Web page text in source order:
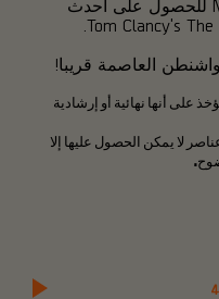
Twitter وFacebook وTwitch وMixer للحصول على أحدث
العاصمة قريبا!
على أنها نهائية أو إرشادية
لا يمكن الحصول عليها إلا